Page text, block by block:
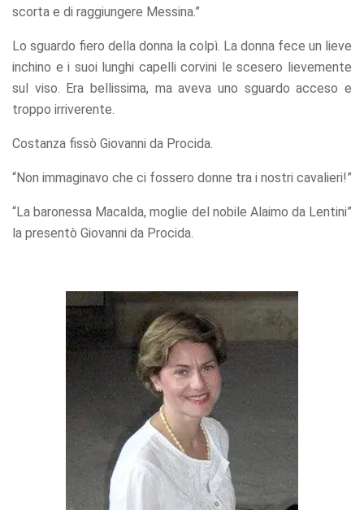
scorta e di raggiungere Messina.”
Lo sguardo fiero della donna la colpì. La donna fece un lieve
inchino e i suoi lunghi capelli corvini le scesero lievemente
sul viso. Era bellissima, ma aveva uno sguardo acceso e
troppo irriverente.
Costanza fissò Giovanni da Procida.
“Non immaginavo che ci fossero donne tra i nostri cavalieri!”
“La baronessa Macalda, moglie del nobile Alaimo da Lentini”
la presentò Giovanni da Procida.